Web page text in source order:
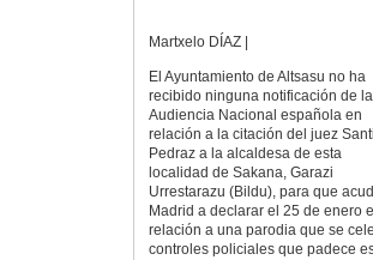
Martxelo DÍAZ |
El Ayuntamiento de Altsasu no ha
recibido ninguna notificación de la
Audiencia Nacional española en
relación a la citación del juez
Pedraz a la alcaldesa de esta
localidad de Sakana, Garazi
Urrestarazu (Bildu), para que
Madrid a declarar el 25 de enero
relación a una parodia que se
controles policiales que padece